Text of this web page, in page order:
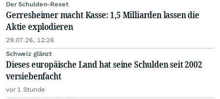
Der Schulden-Reset
Gerresheimer macht Kasse: 1,5 Milliarden lassen die
Aktie explodieren
29.07.26, 12:26
Schweiz glänzt
Dieses europäische Land hat seine Schulden seit 2002
versiebenfacht
vor 1 Stunde